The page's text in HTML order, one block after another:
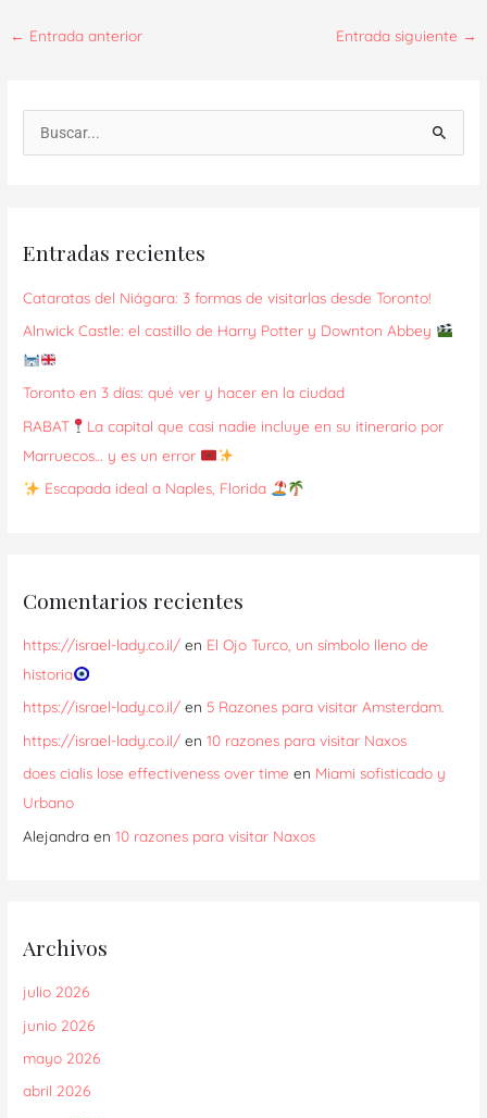
a
o
r
Entradas recientes
Cataratas del Niágara: 3 formas de visitarlas desde Toronto!
Alnwick Castle: el castillo de Harry Potter y Downton Abbey
Toronto en 3 días: qué ver y hacer en la ciudad
RABAT
La capital que casi nadie incluye en su itinerario por
Marruecos… y es un error
Escapada ideal a Naples, Florida
Comentarios recientes
https://israel-lady.co.il/ en El Ojo Turco, un símbolo lleno de
historia
https://israel-lady.co.il/ en 5 Razones para visitar Amsterdam.
https://israel-lady.co.il/ en10 razones para visitar Naxos
does cialis lose effectiveness over time en Miami sofisticado y
Urbano
Alejandra en10 razones para visitar Naxos
Archivos
julio 2026
junio 2026
mayo 2026
abril 2026
← Entrada anterior Entrada siguiente →